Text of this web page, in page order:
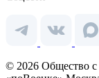
© 2026 Общество с